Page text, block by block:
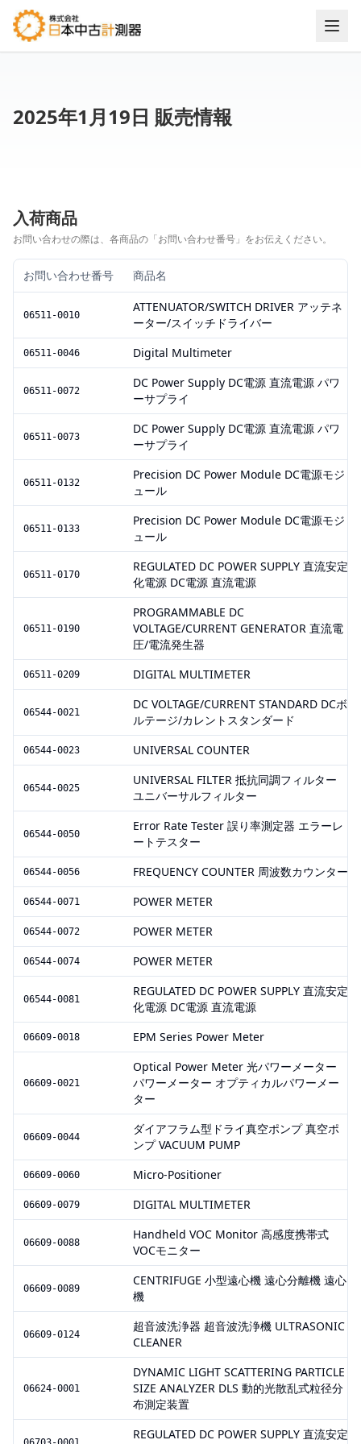
2025年1月19日 販売情報
入荷商品
お問い合わせの際は、各商品の「お問い合わせ番号」をお伝えください。
お問い合わせ番号 商品名
06511-0010
ATTENUATOR/SWITCH DRIVER アッテネ
ーター/スイッチドライバー
06511-0046 Digital Multimeter
06511-0072
DC Power Supply DC電源 直流電源 パワ
ーサプライ
06511-0073
DC Power Supply DC電源 直流電源 パワ
ーサプライ
06511-0132
Precision DC Power Module DC電源モジ
ュール
06511-0133
Precision DC Power Module DC電源モジ
ュール
06511-0170
REGULATED DC POWER SUPPLY 直流安定
化電源 DC電源 直流電源
06511-0190
PROGRAMMABLE DC
VOLTAGE/CURRENT GENERATOR 直流電
圧/電流発生器
06511-0209 DIGITAL MULTIMETER
06544-0021
DC VOLTAGE/CURRENT STANDARD DCボ
ルテージ/カレントスタンダード
06544-0023 UNIVERSAL COUNTER
06544-0025
UNIVERSAL FILTER 抵抗同調フィルター
ユニバーサルフィルター
06544-0050
Error Rate Tester 誤り率測定器 エラーレ
ートテスター
06544-0056 FREQUENCY COUNTER 周波数カウンター
06544-0071 POWER METER
06544-0072 POWER METER
06544-0074 POWER METER
06544-0081
REGULATED DC POWER SUPPLY 直流安定
化電源 DC電源 直流電源
06609-0018 EPM Series Power Meter
06609-0021
Optical Power Meter 光パワーメーター
パワーメーター オプティカルパワーメー
ター
06609-0044
ダイアフラム型ドライ真空ポンプ 真空ポ
ンプ VACUUM PUMP
06609-0060 Micro-Positioner
06609-0079 DIGITAL MULTIMETER
06609-0088
Handheld VOC Monitor 高感度携帯式
VOCモニター
06609-0089
CENTRIFUGE 小型遠心機 遠心分離機 遠心
機
06609-0124
超音波洗浄器 超音波洗浄機 ULTRASONIC
CLEANER
06624-0001
DYNAMIC LIGHT SCATTERING PARTICLE
SIZE ANALYZER DLS 動的光散乱式粒径分
布測定装置
REGULATED DC POWER SUPPLY 直流安定